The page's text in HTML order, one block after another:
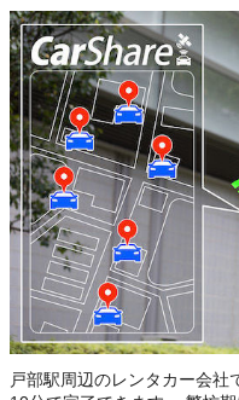
戸部駅周辺のレンタカー会社